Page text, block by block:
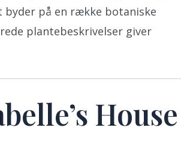
byder på en række botaniske
plantebeskrivelser giver
House